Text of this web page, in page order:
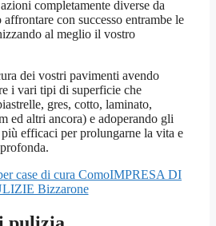
completamente diverse da
con successo entrambe le
al meglio il vostro
dei vostri pavimenti avendo
i vari tipi di superficie che
gres, cotto, laminato,
ed altri ancora) e adoperando gli
efficaci per prolungarne la vita e
IMPRESA DI
Bizzarone